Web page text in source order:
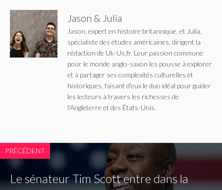
Jason & Julia
Jason, expert en histoire britannique, et Julia,
spécialiste des études américaines, dirigent la
rédaction de Uk-Us.fr. Leur passion commune
pour le monde anglo-saxon les pousse à explorer
et à partager ses complexités culturelles et
historiques, faisant d'eux le duo idéal pour guider
les lecteurs à travers les richesses de
l'Angleterre et des États-Unis.
PRÉCÉDENT
Le sénateur Tim Scott entre dans la